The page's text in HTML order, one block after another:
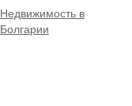
Недвижимость в
Болгарии